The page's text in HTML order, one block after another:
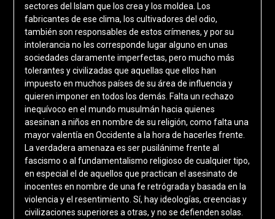
sectores del Islam que los crea y los moldea. Los
fabricantes de ese clima, los cultivadores del odio,
también son responsables de estos crímenes, y por su
intolerancia no les corresponde lugar alguno en unas
sociedades claramente imperfectas, pero mucho más
tolerantes y civilizadas que aquellas que ellos han
impuesto en muchos países de su área de influencia y
quieren imponer en todos los demás. Falta un rechazo
inequívoco en el mundo musulmán hacia quienes
asesinan a niños en nombre de su religión, como falta una
mayor valentía en Occidente a la hora de hacerles frente.
La verdadera amenaza es ser pusilánime frente al
fascismo o al fundamentalismo religioso de cualquier tipo,
en especial el de aquellos que practican el asesinato de
inocentes en nombre de una fe retrógrada y basada en la
violencia y el resentimiento. Sí, hay ideologías, creencias y
civilizaciones superiores a otras, y no se defienden solas.